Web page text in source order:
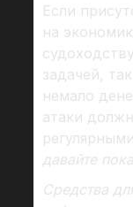
Если
на
задачей,
немало
атаки
давайте
Средства